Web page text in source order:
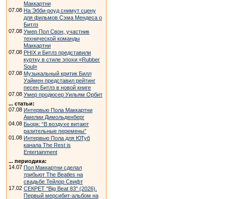
Маккартни
07.08 На Эбби-роуд снимут сцену
для фильмов Сэма Мендеса о
Битлз
07.08 Умер Пол Свон, участник
технической команды
Маккартни
07.08 PHIX и Битлз представили
куртку в стиле эпохи «Rubber
Soul»
07.08 Музыкальный критик Билл
Уаймен представил рейтинг
песен Битлз в новой книге
07.08 Умер продюсер Уильям Орбит
... статьи:
07.08 Интервью Пола Маккартни
Амелии Димольденберг
04.08 Бьорк: “В воздухе витают
разительные перемены”
01.08 Интервью Пола для ЮТуб
канала The Rest is
Entertainment
... периодика:
14.07 Пол Маккартни сделал
трибьют The Beatles на
свадьбе Тейлор Свифт
17.02 СЕКРЕТ "Big Beat 83" (2026).
Первый мерсибит-альбом на